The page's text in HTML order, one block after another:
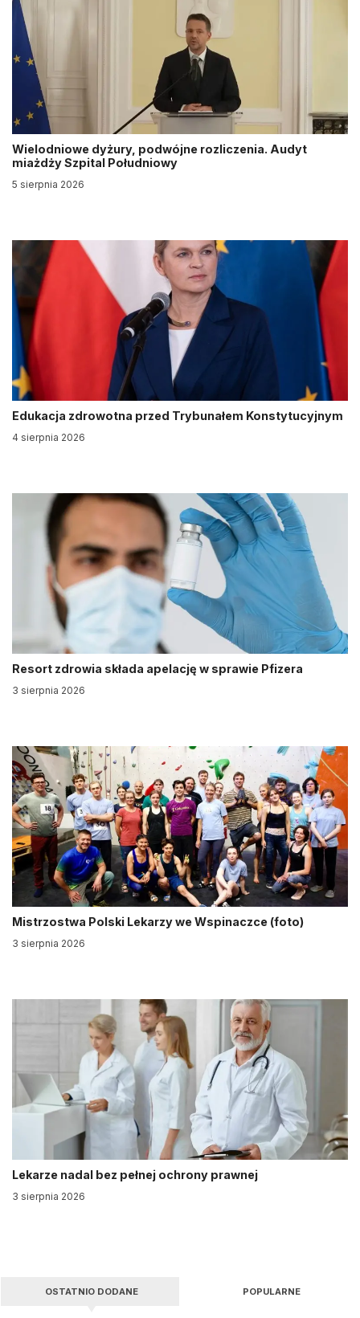
Wielodniowe dyżury, podwójne rozliczenia. Audyt
miażdży Szpital Południowy
5 sierpnia 2026
Edukacja zdrowotna przed Trybunałem Konstytucyjnym
4 sierpnia 2026
Resort zdrowia składa apelację w sprawie Pfizera
3 sierpnia 2026
Mistrzostwa Polski Lekarzy we Wspinaczce (foto)
3 sierpnia 2026
Lekarze nadal bez pełnej ochrony prawnej
3 sierpnia 2026
OSTATNIO DODANE POPULARNE